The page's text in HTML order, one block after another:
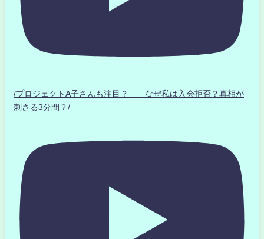
/プロジェクトA子さんも注目？ なぜ私は入会拒否？真相が
刺さる3分間？/